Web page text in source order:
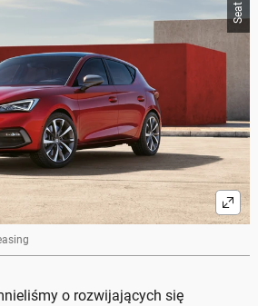
Seat
o rozwijających się